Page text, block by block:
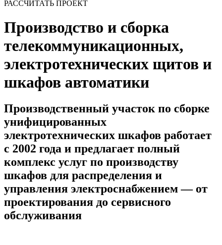
РАССЧИТАТЬ ПРОЕКТ
Производство и сборка
телекоммуникационных,
электротехнических щитов и
шкафов автоматики
Производственный участок по сборке
унифицированных
электротехнических шкафов работает
с 2002 года и предлагает полный
комплекс услуг по производству
шкафов для распределения и
управления электроснабжением — от
проектирования до сервисного
обслуживания